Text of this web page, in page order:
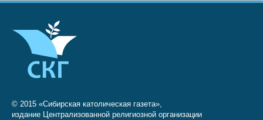
© 2015 «Сибирская католическая газета»,
издание Централизованной религиозной организации